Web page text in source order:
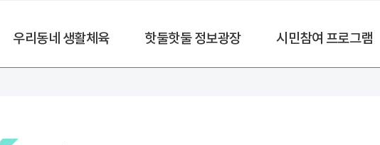
우리동네 생활체육 핫둘핫둘 정보광장 시민참여 프로그램